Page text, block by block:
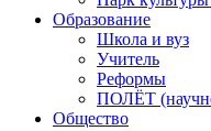
Образование
Школа и вуз
Учитель
Реформы
ПОЛЁТ
Общество